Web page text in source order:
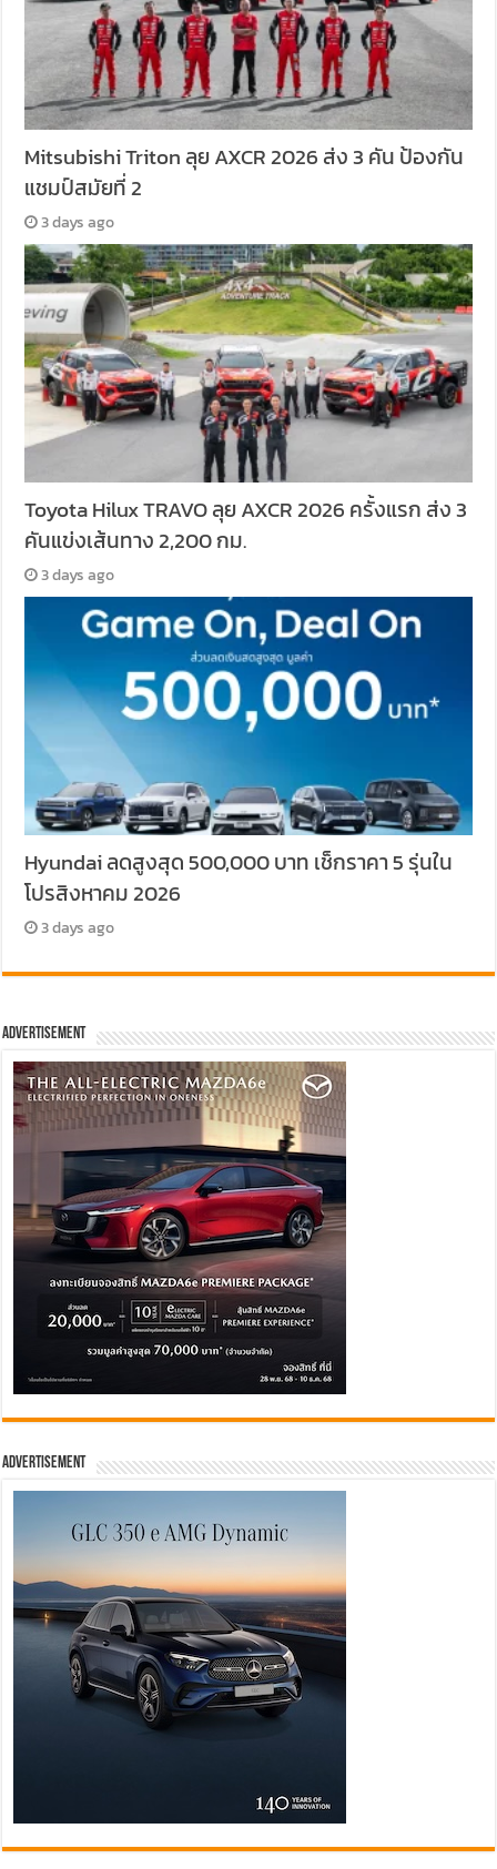
Mitsubishi Triton ลุย AXCR 2026 ส่ง 3 คัน ป้องกัน
แชมป์สมัยที่ 2
3 days ago
Toyota Hilux TRAVO ลุย AXCR 2026 ครั้งแรก ส่ง 3
คันแข่งเส้นทาง 2,200 กม.
3 days ago
Hyundai ลดสูงสุด 500,000 บาท เช็กราคา 5 รุ่นใน
โปรสิงหาคม 2026
3 days ago
Advertisement
Advertisement